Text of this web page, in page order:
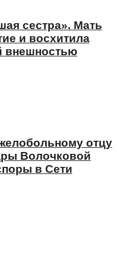
сестра». Мать
и восхитила
внешностью
отцу
Волочковой
в Сети